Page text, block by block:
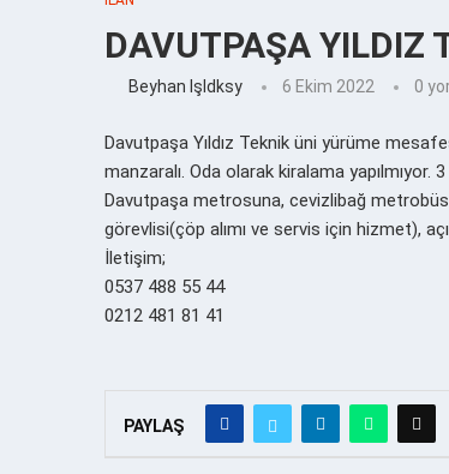
DAVUTPAŞA YILDIZ
Beyhan Işldksy 6 Ekim 2022 0
Davutpaşa Yıldız Teknik üni yürüme
manzaralı. Oda olarak kiralama yapılmıyor.
Davutpaşa metrosuna, cevizlibağ
görevlisi(çöp alımı ve servis için hizmet),
İletişim;
0537 488 55 44
0212 481 81 41
PAYLAŞ